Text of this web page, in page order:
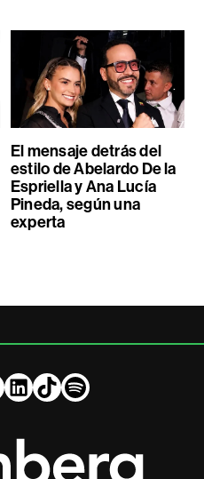
El mensaje detrás del
estilo de Abelardo De la
Espriella y Ana Lucía
Pineda, según una
experta